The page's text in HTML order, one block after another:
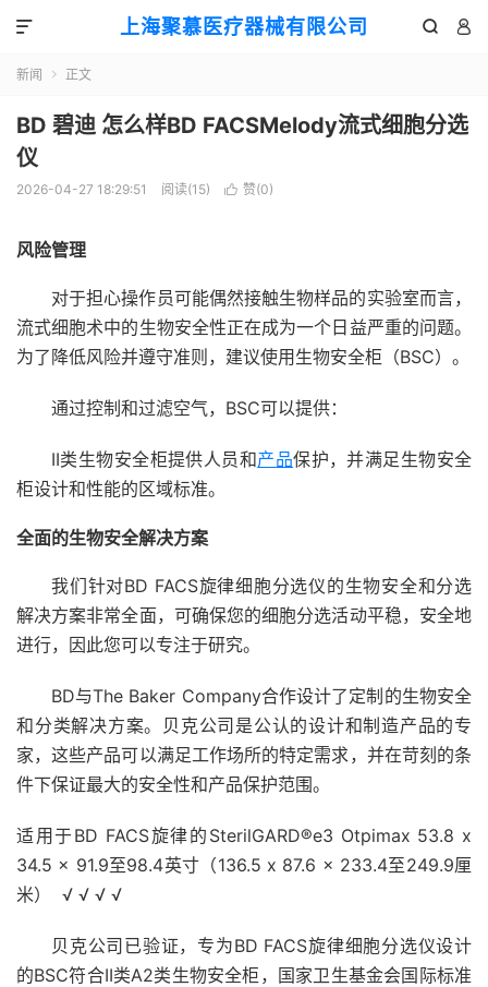
上海聚慕医疗器械有限公司  

新闻  正文
BD 碧迪 怎么样BD FACSMelody流式细胞分选
仪
2026-04-27 18:29:51 阅读(15)  赞(0)
风险管理
对于担心操作员可能偶然接触生物样品的实验室而言，
流式细胞术中的生物安全性正在成为一个日益严重的问题。
为了降低风险并遵守准则，建议使用生物安全柜（BSC）。
通过控制和过滤空气，BSC可以提供：
II类生物安全柜提供人员和产品保护，并满足生物安全
柜设计和性能的区域标准。
全面的生物安全解决方案
我们针对BD FACS旋律细胞分选仪的生物安全和分选
解决方案非常全面，可确保您的细胞分选活动平稳，安全地
进行，因此您可以专注于研究。
BD与The Baker Company合作设计了定制的生物安全
和分类解决方案。贝克公司是公认的设计和制造产品的专
家，这些产品可以满足工作场所的特定需求，并在苛刻的条
件下保证最大的安全性和产品保护范围。
适用于BD FACS旋律的SterilGARD®e3 Otpimax 53.8 x
34.5 x 91.9至98.4英寸（136.5 x 87.6 x 233.4至249.9厘
米） √ √ √ √
贝克公司已验证，专为BD FACS旋律细胞分选仪设计
的BSC符合II类A2类生物安全柜，国家卫生基金会国际标准